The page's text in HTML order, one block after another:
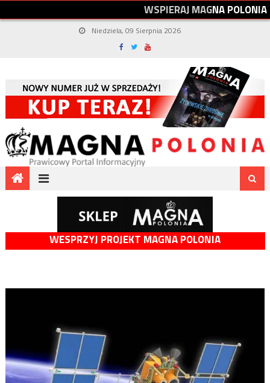
WSPIERAJMAGNAPOLONIA
Niedziela, 09 Sierpnia 2026
WESPRZYJ PROJEKT MAGNA POLONIA